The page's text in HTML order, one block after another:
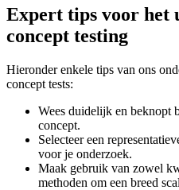
Expert tips voor het
concept testing
Hieronder enkele tips van ons
concept tests:
Wees duidelijk en beknopt
concept.
Selecteer een
voor je onderzoek.
Maak gebruik van zowel
methoden om een breed